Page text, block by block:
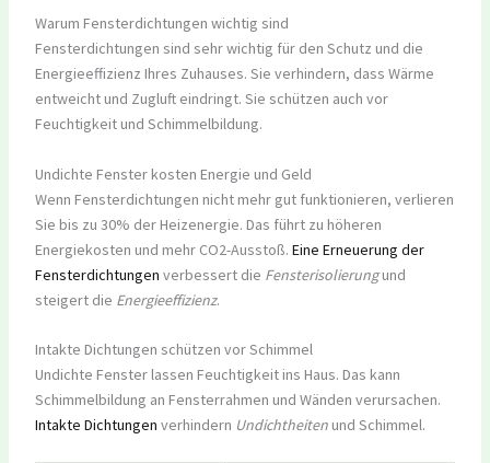
Warum Fensterdichtungen wichtig sind
Fensterdichtungen sind sehr wichtig für den Schutz und die
Energieeffizienz Ihres Zuhauses. Sie verhindern, dass Wärme
entweicht und Zugluft eindringt. Sie schützen auch vor
Feuchtigkeit und Schimmelbildung.
Undichte Fenster kosten Energie und Geld
Wenn Fensterdichtungen nicht mehr gut funktionieren, verlieren
Sie bis zu 30% der Heizenergie. Das führt zu höheren
Energiekosten und mehr CO2-Ausstoß. Eine Erneuerung der
Fensterdichtungen verbessert die Fensterisolierungund
steigert die Energieeffizienz.
Intakte Dichtungen schützen vor Schimmel
Undichte Fenster lassen Feuchtigkeit ins Haus. Das kann
Schimmelbildung an Fensterrahmen und Wänden verursachen.
Intakte Dichtungen verhindern Undichtheitenund Schimmel.